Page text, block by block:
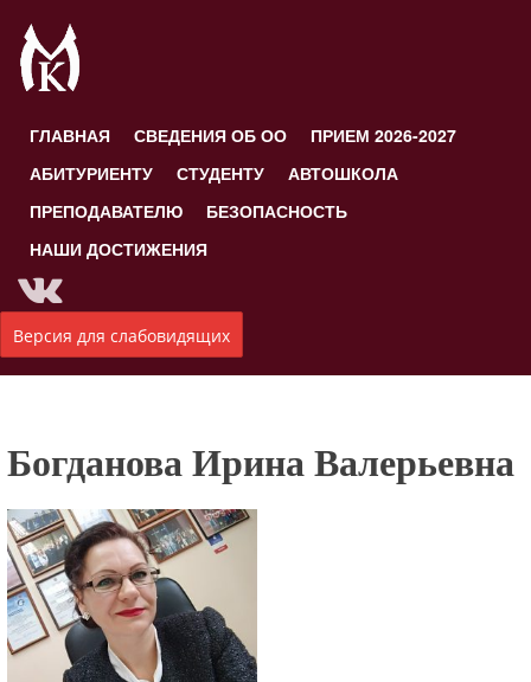
ГЛАВНАЯ СВЕДЕНИЯ ОБ ОО
ПРИЕМ 2026-2027
АБИТУРИЕНТУ
СТУДЕНТУ
АВТОШКОЛА
ПРЕПОДАВАТЕЛЮ
БЕЗОПАСНОСТЬ
НАШИ ДОСТИЖЕНИЯ
Версия для слабовидящих
Богданова Ирина Валерьевна